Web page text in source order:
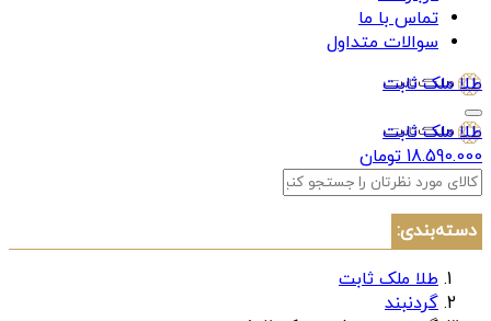
تماس با ما
سوالات متداول
طلا ملک ثابت
طلا ملک ثابت
18.590.000 تومان
دسته‌بندی:
طلا ملک ثابت
گردنبند